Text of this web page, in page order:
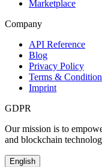
Marketplace
Company
API Reference
Blog
Privacy Policy
Terms &
Imprint
GDPR
Our mission is to
and blockchain
English